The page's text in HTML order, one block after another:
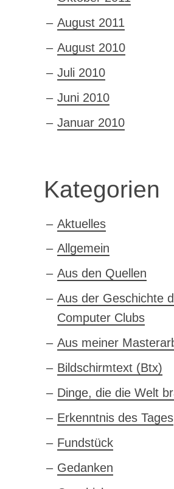
August 2011
August 2010
Juli 2010
Juni 2010
Januar 2010
Kategorien
Aktuelles
Allgemein
Aus den Quellen
Aus der Geschichte
Computer Clubs
Aus meiner
Bildschirmtext (Btx)
Dinge, die die Welt
Erkenntnis des Tages
Fundstück
Gedanken